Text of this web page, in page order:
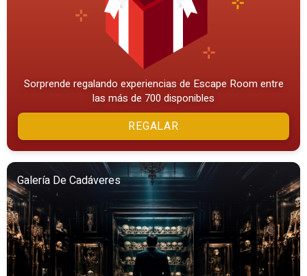
Sorprende regalando experiencias de Escape Room entre
las más de 700 disponibles
REGALAR
Galería De Cadáveres